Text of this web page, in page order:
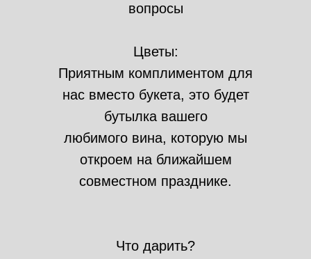
вопросы
Цветы:
Приятным комплиментом для
нас вместо букета, это будет
бутылка вашего
любимого вина, которую мы
откроем на ближайшем
совместном празднике.
Что дарить?